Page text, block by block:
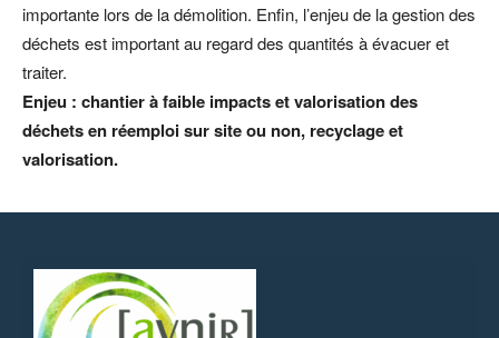
importante lors de la démolition. Enfin, l’enjeu de la gestion des
déchets est important au regard des quantités à évacuer et
traiter.
Enjeu : chantier à faible impacts et valorisation des
déchets en réemploi sur site ou non, recyclage et
valorisation.